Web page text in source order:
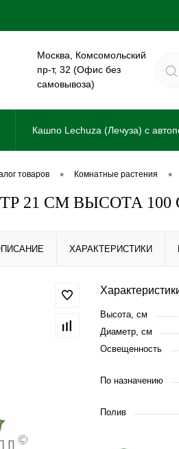
Москва, Комсомольский
пр-т, 32 (Офис без
самовывоза)
Кашпо Lechuza (Лечуза) с
товаров • комнатные растения •
21 СМ ВЫСОТА 100
ХАРАКТЕРИСТИКИ
Высота, см
Диаметр, см
Освещенность
По назначению
Полив